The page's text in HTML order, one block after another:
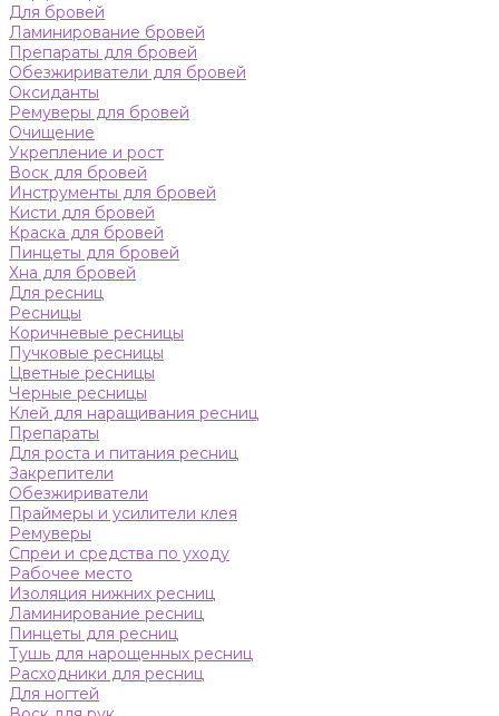
Для бровей
Ламинирование бровей
Препараты для бровей
Обезжириватели для бровей
Оксиданты
Ремуверы для бровей
Очищение
Укрепление и рост
Воск для бровей
Инструменты для бровей
Кисти для бровей
Краска для бровей
Пинцеты для бровей
Хна для бровей
Для ресниц
Ресницы
Коричневые ресницы
Пучковые ресницы
Цветные ресницы
Черные ресницы
Клей для наращивания ресниц
Препараты
Для роста и питания ресниц
Закрепители
Обезжириватели
Праймеры и усилители клея
Ремуверы
Спреи и средства по уходу
Рабочее место
Изоляция нижних ресниц
Ламинирование ресниц
Пинцеты для ресниц
Тушь для нарощенных ресниц
Расходники для ресниц
Для ногтей